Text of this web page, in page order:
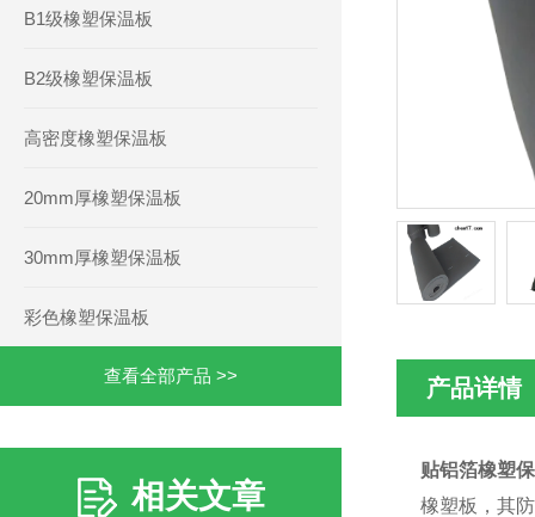
B1级橡塑保温板
B2级橡塑保温板
高密度橡塑保温板
20mm厚橡塑保温板
30mm厚橡塑保温板
彩色橡塑保温板
查看全部产品 >>
相关文章
产品详情
贴铝箔橡塑
橡塑板，其